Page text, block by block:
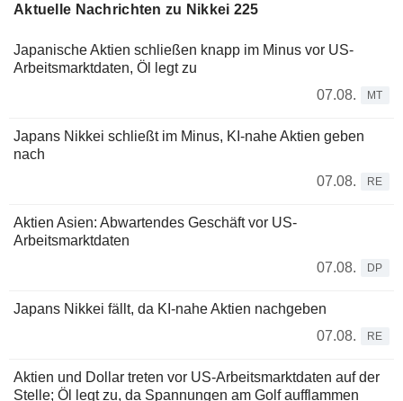
Aktuelle Nachrichten zu Nikkei 225
Japanische Aktien schließen knapp im Minus vor US-
Arbeitsmarktdaten, Öl legt zu
07.08.
MT
Japans Nikkei schließt im Minus, KI-nahe Aktien geben
nach
07.08.
RE
Aktien Asien: Abwartendes Geschäft vor US-
Arbeitsmarktdaten
07.08.
DP
Japans Nikkei fällt, da KI-nahe Aktien nachgeben
07.08.
RE
Aktien und Dollar treten vor US-Arbeitsmarktdaten auf der
Stelle; Öl legt zu, da Spannungen am Golf aufflammen